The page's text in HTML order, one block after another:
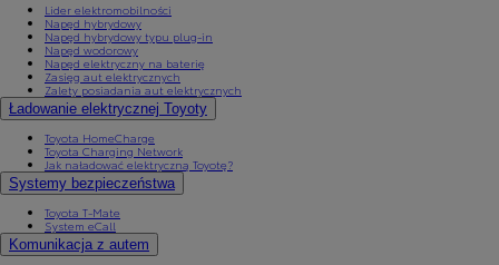
Lider elektromobilności
Napęd hybrydowy
Napęd hybrydowy typu plug-in
Napęd wodorowy
Napęd elektryczny na baterię
Zasięg aut elektrycznych
Zalety posiadania aut elektrycznych
Ładowanie elektrycznej Toyoty
Toyota HomeCharge
Toyota Charging Network
Jak naładować elektryczną Toyotę?
Systemy bezpieczeństwa
Toyota T-Mate
System eCall
Komunikacja z autem